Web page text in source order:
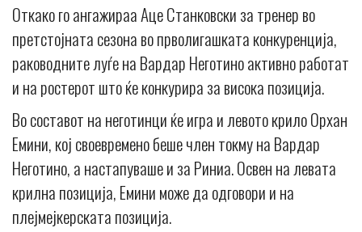
Откако го ангажираа Аце Станковски за тренер во
претстојната сезона во прволигашката конкуренција,
раководните луѓе на Вардар Неготино активно работат
и на ростерот што ќе конкурира за висока позиција.
Во составот на неготинци ќе игра и левото крило Орхан
Емини, кој своевремено беше член токму на Вардар
Неготино, а настапуваше и за Риниа. Освен на левата
крилна позиција, Емини може да одговори и на
плејмејкерската позиција.